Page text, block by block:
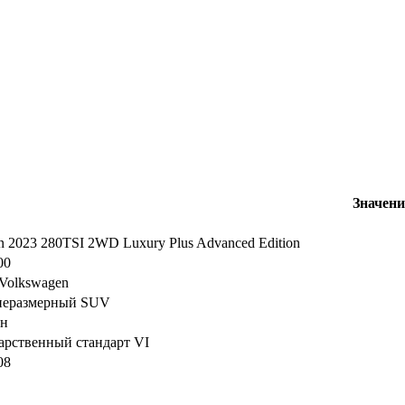
2023 280TSI 2WD Luxury Plus Advanced Edition
SUV
стандарт VI